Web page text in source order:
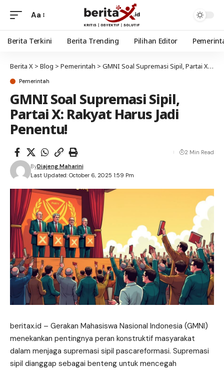
Aa
Berita Terkini Berita Trending Pilihan Editor
Berita X > Blog > Pemerintah > GMNI Soal Supremasi Sipil, Partai X: Rakyat Harus Jadi Penentu!
Pemerintah
GMNI Soal Supremasi Sipil,
Partai X: Rakyat Harus Jadi
Penentu!
Last Updated: October 6, 2025 1:59 Pm
ByDiajeng Maharini
2 Min Read
beritax.id – Gerakan Mahasiswa Nasional Indonesia (GMNI)
menekankan pentingnya peran konstruktif masyarakat
dalam menjaga supremasi sipil pascareformasi. Supremasi
sipil dianggap sebagai benteng untuk mencegah